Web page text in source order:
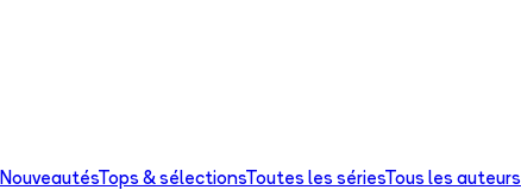
NouveautésTops & sélectionsToutes les sériesTous les auteurs